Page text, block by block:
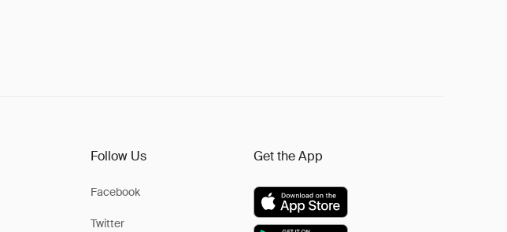
Follow Us
Facebook
Twitter
Get the App